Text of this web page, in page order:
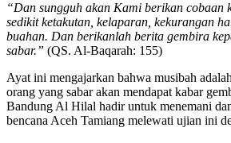
“Dan sungguh akan Kami berikan cobaan
sedikit ketakutan, kelaparan, kekurangan
buahan. Dan berikanlah berita gembira
sabar.” (QS. Al-Baqarah: 155)
Ayat ini mengajarkan bahwa musibah
orang yang sabar akan mendapat kabar
Bandung Al Hilal hadir untuk menemani
bencana Aceh Tamiang melewati ujian ini